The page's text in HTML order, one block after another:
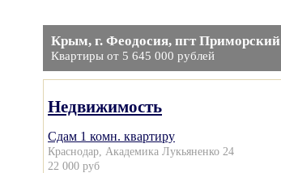
Крым, г. Феодосия, пгт Приморский
Квартиры от 5 645 000 рублей
Недвижимость
Сдам 1 комн. квартиру
Краснодар, Академика Лукьяненко 24
22 000 руб